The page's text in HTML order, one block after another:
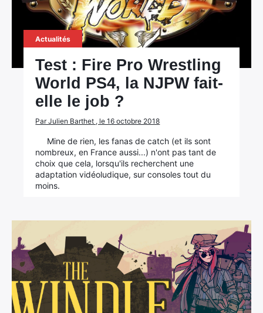
Actualités
Test : Fire Pro Wrestling
World PS4, la NJPW fait-
elle le job ?
Par Julien Barthet , le 16 octobre 2018
Mine de rien, les fanas de catch (et ils sont
nombreux, en France aussi...) n'ont pas tant de
choix que cela, lorsqu'ils recherchent une
adaptation vidéoludique, sur consoles tout du
moins.